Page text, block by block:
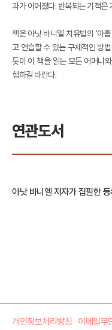
과가 이어졌다. 반복되는 기적은
책은 아낫 바니엘 치유법의 ‘아
고 연습할 수 있는 구체적인 방
듯이 이 책을 읽는 모든 어머니
험하길 바란다.
연관도서
아낫 바니엘 저자가 집필한
개인정보처리방침 이메일무